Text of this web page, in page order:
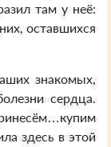
там у неё:
оставшихся
знакомых,
сердца.
здесь в этой